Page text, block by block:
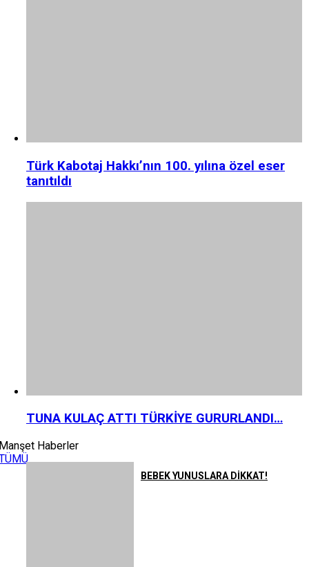
Türk Kabotaj Hakkı’nın 100. yılına özel eser
tanıtıldı
TUNA KULAÇ ATTI TÜRKİYE GURURLANDI…
Haberler
BEBEK YUNUSLARA DİKKAT!